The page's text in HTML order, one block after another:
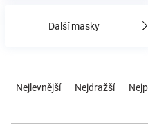
zábava
Další masky
Nejlevnější Nejdražší